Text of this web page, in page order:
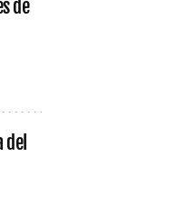
de